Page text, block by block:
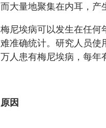
而大量地聚集在内耳，产
梅尼埃病可以发生在任
难准确统计。研究人员使
万人患有梅尼埃病，每年
原因